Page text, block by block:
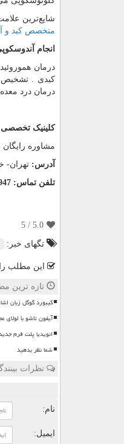
شایع‌ترین
متخصص کبد و
انجام
درمان
کبدی . تشخیص
درمان درد
کلینیک
مشاوره
آدرس: تهران-
تلفن تماس: 02122889947
5.0
/ 5
تگهای خبر:
این مطلب
تازه ترین
کیبورد گوگل زبان
آیفون تاشو با
انویدیا پلت فرم
شما نظر بدهید
نظرات
نام:
ایمیل: